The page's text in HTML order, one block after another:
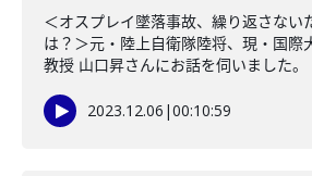
＜オスプレイ墜落事故、繰り返さない
は？＞元・陸上自衛隊陸将、現・国際
教授 山口昇さんにお話を伺いました。
2023.12.06 |00:10:59